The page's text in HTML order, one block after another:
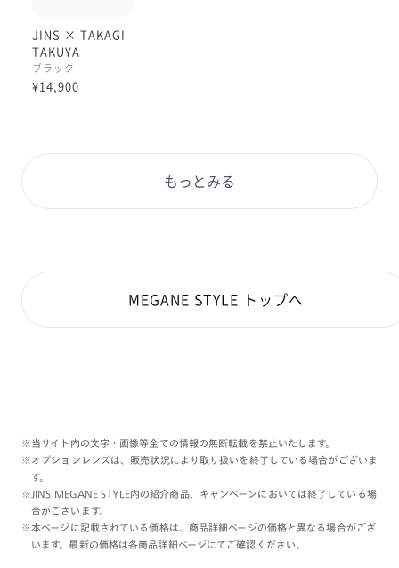
JINS × TAKAGI
TAKUYA
ブラック
¥14,900
もっとみる
MEGANE STYLE トップへ
※当サイト内の文字・画像等全ての情報の無断転載を禁止いたします。
※オプションレンズは、販売状況により取り扱いを終了している場合がございま
す。
※JINS MEGANE STYLE内の紹介商品、キャンペーンにおいては終了している場
合がございます。
※本ページに記載されている価格は、商品詳細ページの価格と異なる場合がござ
います。最新の価格は各商品詳細ページにてご確認ください。